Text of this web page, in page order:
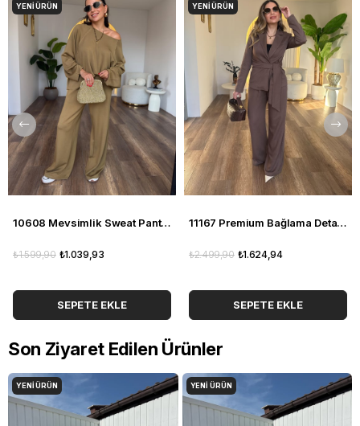
10608 Mevsimlik Sweat Pantolon Takım
₺1.039,93
₺1.599,90
SEPETE EKLE
YENI ÜRÜN
11167 Premium Bağlama Detaylı Pantolon Ceket Takım
₺1.624,94
₺2.499,90
SEPETE EKLE
YENI ÜRÜN
Son Ziyaret Edilen Ürünler
YENI ÜRÜN YENI ÜRÜN